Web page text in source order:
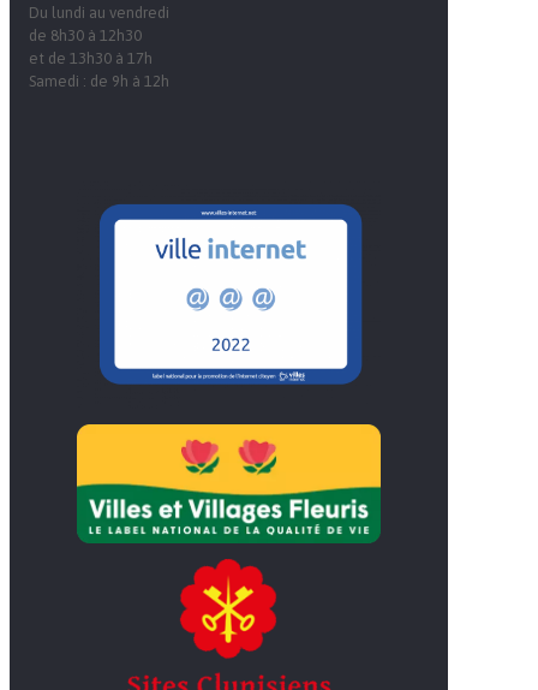
Du lundi au vendredi
de 8h30 à 12h30
et de 13h30 à 17h
Samedi : de 9h à 12h